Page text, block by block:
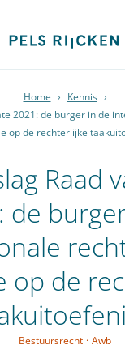
Home › Kennis ›
2021: de burger in de
op de rechterlijke
Raad
de
op de
Bestuursrecht · Awb